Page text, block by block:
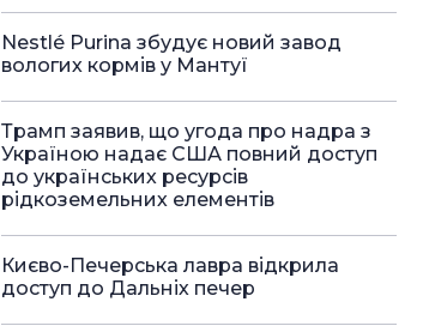
Nestlé Purina збудує новий завод
вологих кормів у Мантуї
Трамп заявив, що угода про надра з
Україною надає США повний доступ
до українських ресурсів
рідкоземельних елементів
Києво-Печерська лавра відкрила
доступ до Дальніх печер